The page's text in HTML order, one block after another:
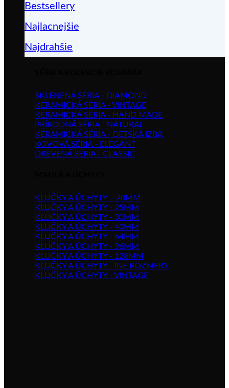
Bestsellery
Najlacnejšie
Najdrahšie
SKLENENÁ SÉRIA - DIAMOND
KERAMICKÁ SÉRIA - VINTAGE
KERAMICKÁ SÉRIA - HAND MADE
PRÍRODNÁ SÉRIA - NATURAL
KERAMICKÁ SÉRIA - DETSKÁ IZBA
KOVOVÁ SÉRIA - ELEGANT
DREVENÁ SÉRIA - CLASSIC
KĽUČKY A ÚCHYTY – 20MM
KĽUČKY A ÚCHYTY - 25MM
KĽUČKY A ÚCHYTY - 30MM
KĽUČKY A ÚCHYTY - 40MM
KĽUČKY A ÚCHYTY - 64MM
KĽUČKY A ÚCHYTY - 96MM
KĽUČKY A ÚCHYTY - 128MM
KĽUČKY A ÚCHYTY - INÉ ROZMERY
KĽUČKY A ÚCHYTY - VINTAGE